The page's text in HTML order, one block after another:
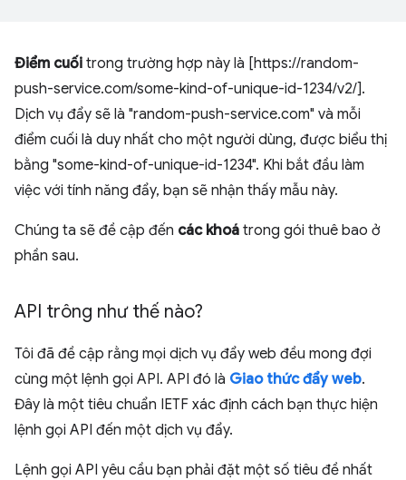
Điểm cuối trong trường hợp này là [https://random-
push-service.com/some-kind-of-unique-id-1234/v2/].
Dịch vụ đẩy sẽ là "random-push-service.com" và mỗi
điểm cuối là duy nhất cho một người dùng, được biểu thị
bằng "some-kind-of-unique-id-1234". Khi bắt đầu làm
việc với tính năng đẩy, bạn sẽ nhận thấy mẫu này.
Chúng ta sẽ đề cập đến các khoá trong gói thuê bao ở
phần sau.
API trông như thế nào?
Tôi đã đề cập rằng mọi dịch vụ đẩy web đều mong đợi
cùng một lệnh gọi API. API đó là Giao thức đẩy web.
Đây là một tiêu chuẩn IETF xác định cách bạn thực hiện
lệnh gọi API đến một dịch vụ đẩy.
Lệnh gọi API yêu cầu bạn phải đặt một số tiêu đề nhất